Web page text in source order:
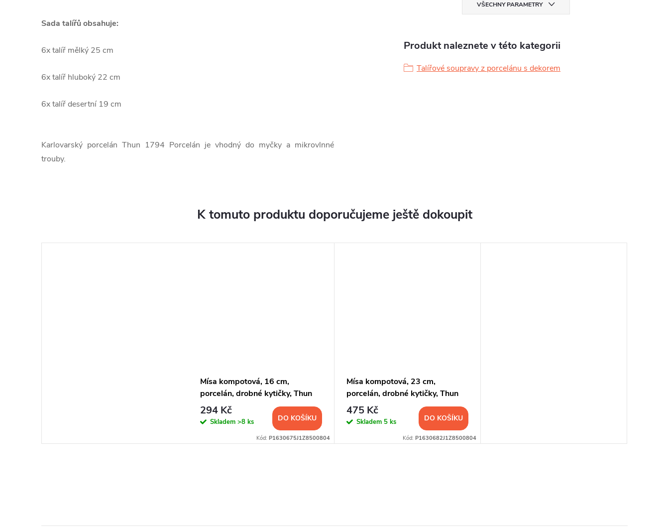
Sada talířů obsahuje:
6x talíř mělký 25 cm
6x talíř hluboký 22 cm
6x talíř desertní 19 cm
Karlovarský porcelán Thun 1794 Porcelán je vhodný do myčky a mikrovlnné
trouby.
VŠECHNY PARAMETRY
Produkt naleznete v této kategorii
Talířové soupravy z porcelánu s dekorem
K tomuto produktu doporučujeme ještě dokoupit
Mísa kompotová, 16 cm,
porcelán, drobné kytičky, Thun
294 Kč
Skladem >8 ks DO KOŠÍKU
Kód: P1630675J1Z8500804
Mísa kompotová, 23 cm,
porcelán, drobné kytičky, Thun
475 Kč
Skladem 5 ks DO KOŠÍKU
Kód: P1630682J1Z8500804